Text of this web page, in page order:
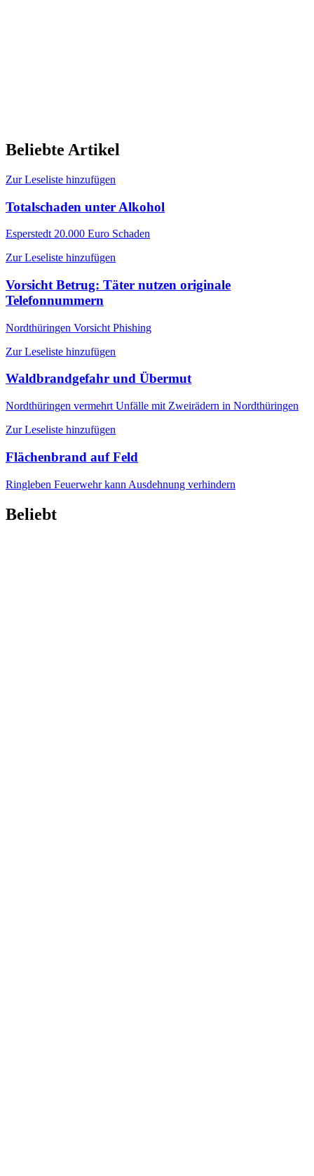
Beliebte Artikel
Zur Leseliste hinzufügen
Totalschaden unter Alkohol
Esperstedt 20.000 Euro Schaden
Zur Leseliste hinzufügen
Vorsicht Betrug: Täter nutzen originale
Telefonnummern
Nordthüringen Vorsicht Phishing
Zur Leseliste hinzufügen
Waldbrandgefahr und Übermut
Nordthüringen vermehrt Unfälle mit Zweirädern in Nordthüringen
Zur Leseliste hinzufügen
Flächenbrand auf Feld
Ringleben Feuerwehr kann Ausdehnung verhindern
Beliebt